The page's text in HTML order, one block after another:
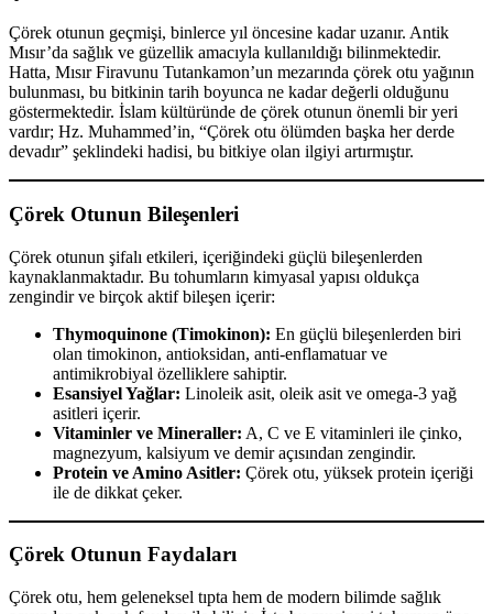
Çörek otunun geçmişi, binlerce yıl öncesine kadar uzanır. Antik
Mısır’da sağlık ve güzellik amacıyla kullanıldığı bilinmektedir.
Hatta, Mısır Firavunu Tutankamon’un mezarında çörek otu yağının
bulunması, bu bitkinin tarih boyunca ne kadar değerli olduğunu
göstermektedir. İslam kültüründe de çörek otunun önemli bir yeri
vardır; Hz. Muhammed’in, “Çörek otu ölümden başka her derde
devadır” şeklindeki hadisi, bu bitkiye olan ilgiyi artırmıştır.
Çörek Otunun Bileşenleri
Çörek otunun şifalı etkileri, içeriğindeki güçlü bileşenlerden
kaynaklanmaktadır. Bu tohumların kimyasal yapısı oldukça
zengindir ve birçok aktif bileşen içerir:
Thymoquinone (Timokinon): En güçlü bileşenlerden biri
olan timokinon, antioksidan, anti-enflamatuar ve
antimikrobiyal özelliklere sahiptir.
Esansiyel Yağlar: Linoleik asit, oleik asit ve omega-3 yağ
asitleri içerir.
Vitaminler ve Mineraller: A, C ve E vitaminleri ile çinko,
magnezyum, kalsiyum ve demir açısından zengindir.
Protein ve Amino Asitler: Çörek otu, yüksek protein içeriği
ile de dikkat çeker.
Çörek Otunun Faydaları
Çörek otu, hem geleneksel tıpta hem de modern bilimde sağlık